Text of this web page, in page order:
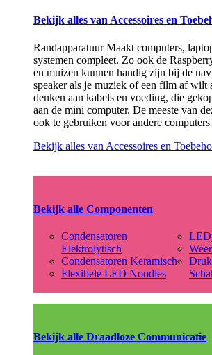
Bekijk alles van Accessoires en
Randapparatuur Maakt computers,
systemen compleet. Zo ook de
en muizen kunnen handig zijn bij de
speaker als je muziek of een film af wilt
denken aan kabels en voeding, die
aan de mini computer. De meeste van
ook te gebruiken voor andere computers
Bekijk alles van Accessoires en
Bekijk alle Componenten
Condensatoren
Elektrolytisch
Condensatoren Keramisch
Flexibele LED Noodles
Bekijk alle Draadloze Communicatie